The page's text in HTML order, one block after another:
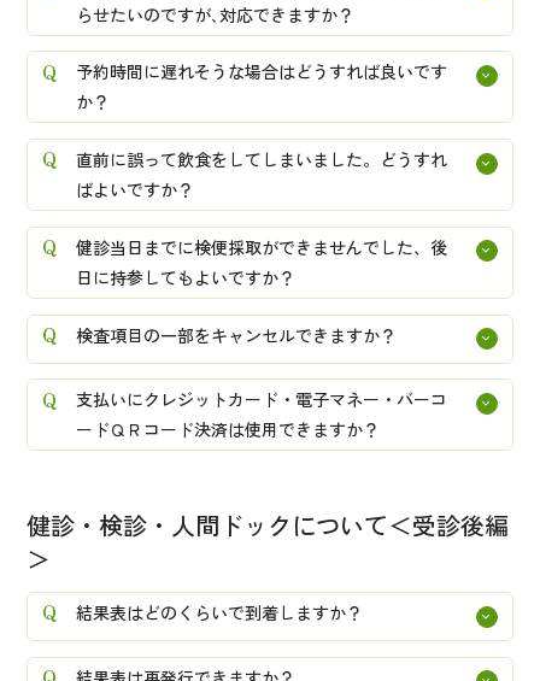
らせたいのですが､対応できますか？
予約時間に遅れそうな場合はどうすれば良いです
か？
直前に誤って飲食をしてしまいました。どうすれ
ばよいですか？
健診当日までに検便採取ができませんでした、後
日に持参してもよいですか？
検査項目の一部をキャンセルできますか？
支払いにクレジットカード・電子マネー・バーコ
ードＱＲコード決済は使用できますか？
健診・検診・人間ドックについて＜受診後編
＞
結果表はどのくらいで到着しますか？